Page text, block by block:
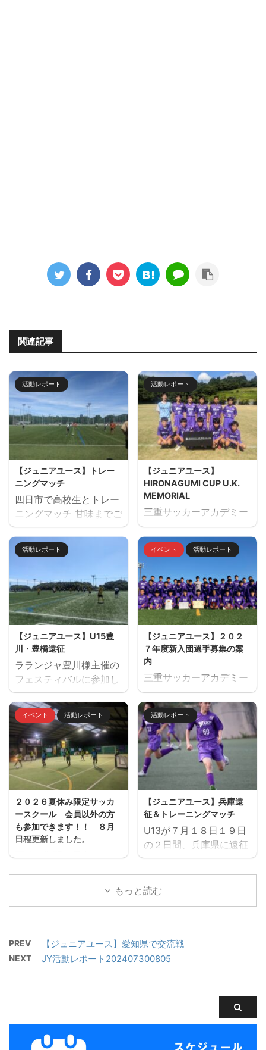
関連記事
活動レポート
【ジュニアユース】トレー
ニングマッチ
四日市で高校生とトレー
ニングマッチ 甘味までご
用意していただきありが
とうございました。 トレ
ーニングマッチ 三重サッ
南高校
活動レポート
【ジュニアユース】
HIRONAGUMI CUP U.K.
MEMORIAL
三重サッカーアカデミー
主催でU14のサッカーフ
ェスティバル
「HIRONAGUMI CUP
催しました。 ２日間天然
芝２面で対戦しました。
優勝：レイジェンド滋賀
参加チーム サルファス
ORS（静岡）・レイジェ
ンド滋賀（滋賀県）・愛
知FC・FC豊川・緑
FC（愛知県）・ヴィアテ
ソ松阪・三重サッカーア
カデミー（三重）
活動レポート
【ジュニアユース】U15豊
川・豊橋遠征
ラランジャ豊川様主催の
フェスティバルに参加し
ました。 １日目 三重サ
ッカーアカデミー対豊川
高校 三重サッカーアカデ
ミー対修文学院高校 三重
サッカーアカデミー対ル
セーロ京都 ２日目 三重
サッカーアカデミー対ア
ヴィエール所沢 三重サッ
カーアカデミー対時習館
高校 三重サッカーアカデ
ミー対エストレージャ
イベント 活動レポート
【ジュニアユース】２０２
７年度新入団選手募集の案
内
三重サッカーアカデミー
ジュニアユース（中学生
のチーム）の２０２７年
度の新入団選手対象の体
験練習会を開催します。
ご興味のある方はぜひご
参加ください。体験練習
会を通して進路の選択肢
の一つとしてご検討いた
だければと思います。体
験会のお申込みはページ
下にある申込フォームか
らお願いいたします。 三
ュニアユースでは、選手
の育成を第一とし、次の
年代でさらなる飛躍がで
べき技術や戦術の徹底・
個々がもつストロングポ
イベント 活動レポート
２０２６夏休み限定サッカ
ースクール 会員以外の方
も参加できます！！ ８月
日程更新しました。
夏休み期間、屋内フット
鈴鹿」でミニサッカー中
心のストリートサッカー
回だけの参加OKと気軽
に参加できます。※参加
申込みください。キャン
ご確認の上お申し込みく
ださい。 ウォーミングア
活動レポート
【ジュニアユース】兵庫遠
征＆トレーニングマッチ
U13が７月１８日１９日
の２日間、兵庫県に遠征
しました。 U14とU15
は、鈴鹿市と奈良県でト
レーニングマッチを行い
グ・CAOS（大阪）・ハ
ジャス（岡山）・FCファ
https://miesocceracade
content/uploads/2026/
もっと読む
PREV 【ジュニアユース】愛知県で交流戦
NEXT JY活動レポート202407300805